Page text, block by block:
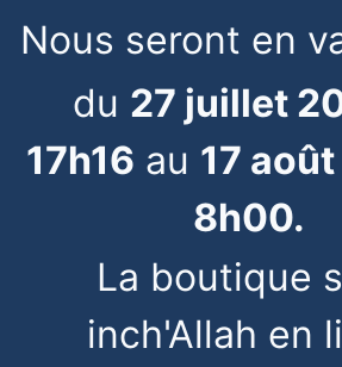
Nous seront en
du 27 juillet
17h16 au 17
8h00.
La boutique
inch'Allah en